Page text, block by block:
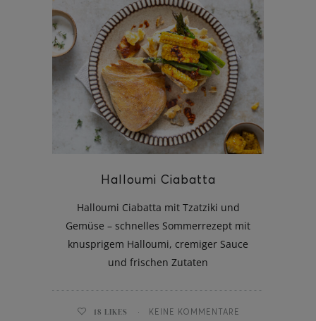
Halloumi Ciabatta
Halloumi Ciabatta mit Tzatziki und
Gemüse – schnelles Sommerrezept mit
knusprigem Halloumi, cremiger Sauce
und frischen Zutaten
18 LIKES KEINE KOMMENTARE